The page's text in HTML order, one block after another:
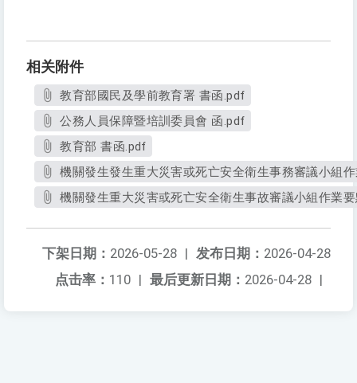
相关附件
教育部國民及學前教育署 書函.pdf
公務人員保障暨培訓委員會 函.pdf
教育部 書函.pdf
機關發生發生重大災害或死亡安全衛生事務審議小組
機關發生重大災害或死亡安全衛生事故審議小組作業
发布日期： 2026-04-28
下架日期： 2026-05-28 |
最后更新日期： 2026-04-28 |
点击率： 110 |